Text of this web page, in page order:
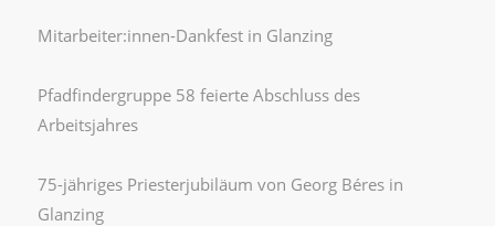
Mitarbeiter:innen-Dankfest in Glanzing
Pfadfindergruppe 58 feierte Abschluss des
Arbeitsjahres
75-jähriges Priesterjubiläum von Georg Béres in
Glanzing